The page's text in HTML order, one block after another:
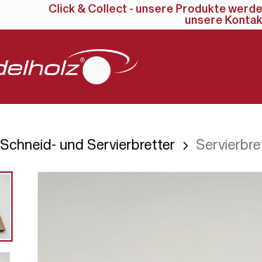
Click & Collect - unsere Produkte
unsere
Schneid- und Servierbretter